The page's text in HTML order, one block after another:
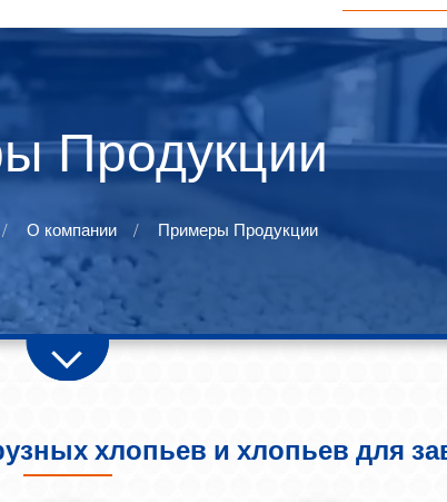
Продукции
О компании Примеры Продукции
хлопьев и хлопьев для